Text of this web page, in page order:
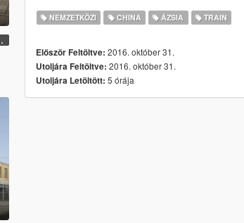
1
NEMZETKÖZI CHINA ÁZSIA TRAIN
Először Feltöltve: 2016. október 31.
Utoljára Feltöltve: 2016. október 31.
Utoljára Letöltött: 5 órája